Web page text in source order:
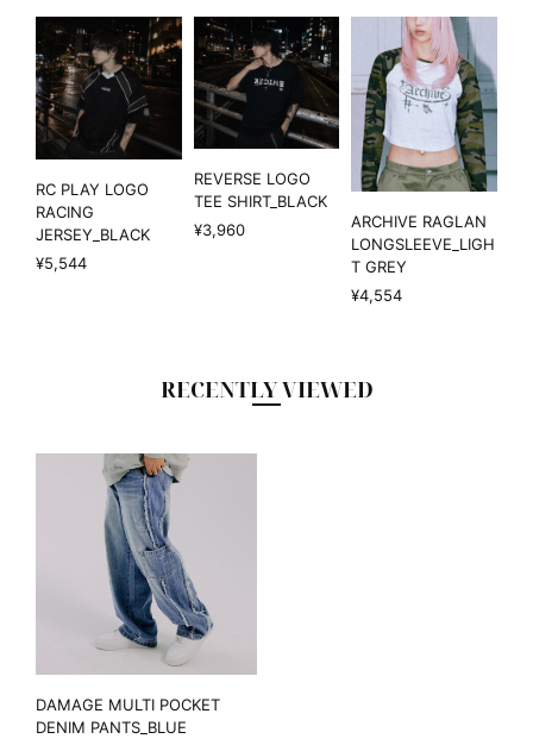
RC PLAY LOGO
RACING
JERSEY_BLACK
¥5,544
REVERSE LOGO
TEE SHIRT_BLACK
¥3,960
ARCHIVE RAGLAN
LONGSLEEVE_LIGH
T GREY
¥4,554
RECENTLY VIEWED
DAMAGE MULTI POCKET
DENIM PANTS_BLUE